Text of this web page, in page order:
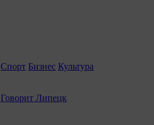
Спорт Бизнес Культура
Говорит Липецк